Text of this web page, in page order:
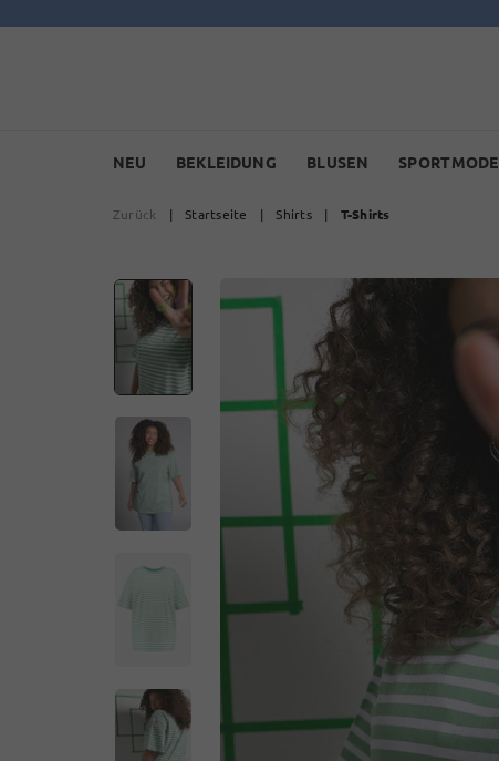
NEU BEKLEIDUNG BLUSEN SPORTMODE
Zurück | Startseite | Shirts | T-Shirts